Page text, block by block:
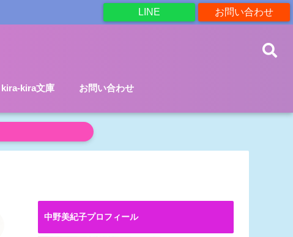
お問い合わせ
LINE
kira-kira文庫 お問い合わせ
中野美紀子プロフィール